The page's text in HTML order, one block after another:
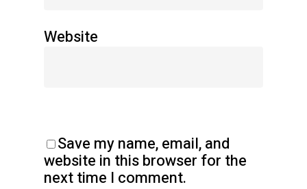
Website
Save my name, email, and
website in this browser for the
next time I comment.